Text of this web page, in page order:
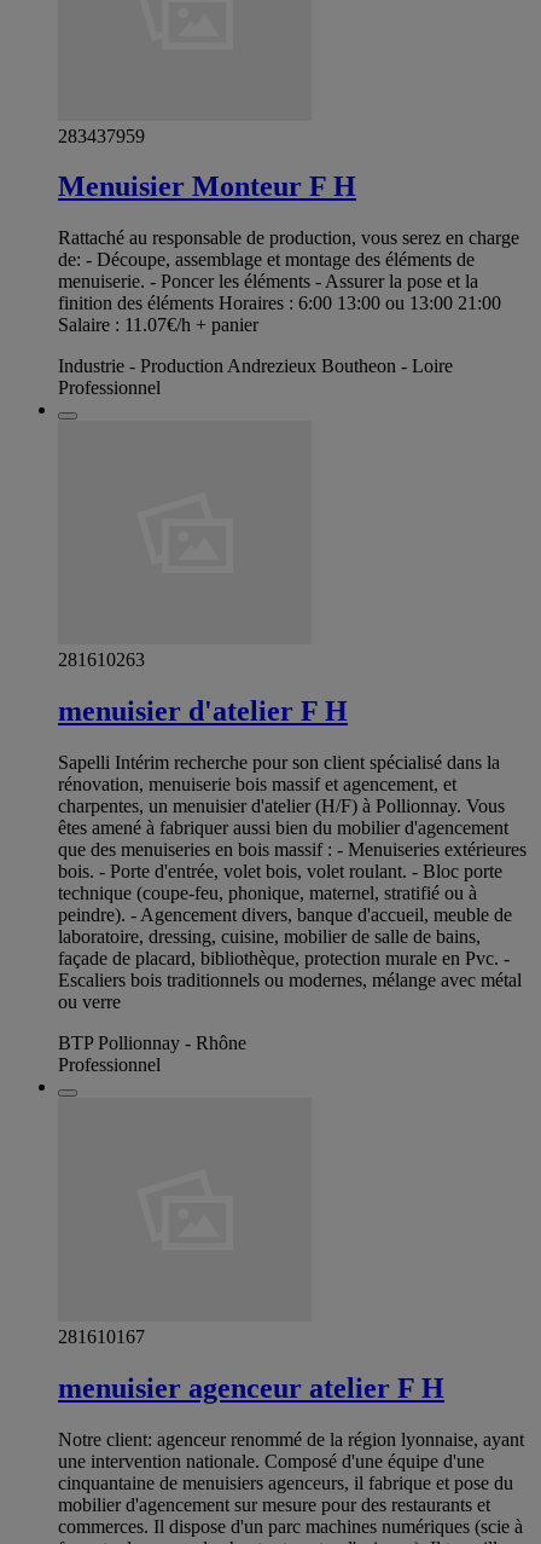
283437959
Menuisier Monteur F H
Rattaché au responsable de production, vous serez en charge
de: - Découpe, assemblage et montage des éléments de
menuiserie. - Poncer les éléments - Assurer la pose et la
finition des éléments Horaires : 6:00 13:00 ou 13:00 21:00
Salaire : 11.07€/h + panier
Industrie - Production Andrezieux Boutheon - Loire
Professionnel
281610263
menuisier d'atelier F H
Sapelli Intérim recherche pour son client spécialisé dans la
rénovation, menuiserie bois massif et agencement, et
charpentes, un menuisier d'atelier (H/F) à Pollionnay. Vous
êtes amené à fabriquer aussi bien du mobilier d'agencement
que des menuiseries en bois massif : - Menuiseries extérieures
bois. - Porte d'entrée, volet bois, volet roulant. - Bloc porte
technique (coupe-feu, phonique, maternel, stratifié ou à
peindre). - Agencement divers, banque d'accueil, meuble de
laboratoire, dressing, cuisine, mobilier de salle de bains,
façade de placard, bibliothèque, protection murale en Pvc. -
Escaliers bois traditionnels ou modernes, mélange avec métal
ou verre
BTP Pollionnay - Rhône
Professionnel
281610167
menuisier agenceur atelier F H
Notre client: agenceur renommé de la région lyonnaise, ayant
une intervention nationale. Composé d'une équipe d'une
cinquantaine de menuisiers agenceurs, il fabrique et pose du
mobilier d'agencement sur mesure pour des restaurants et
commerces. Il dispose d'un parc machines numériques (scie à